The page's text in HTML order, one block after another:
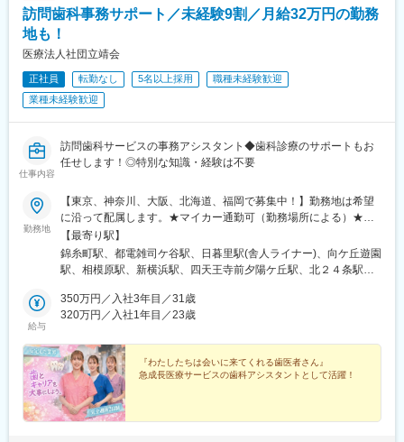
訪問歯科事務サポート／未経験9割／月給32万円の勤務
地も！
医療法人社団立靖会
正社員 転勤なし 5名以上採用
職種未経験歓迎
業種未経験歓迎
仕事内容
訪問歯科サービスの事務アシスタント◆歯科診療のサポートもお
任せします！◎特別な知識・経験は不要
勤務地
【東京、神奈川、大阪、北海道、福岡で募集中！】勤務地は希望
に沿って配属します。★マイカー通勤可（勤務場所による）★受
動喫煙対策：屋内全面禁煙＜東京エリア＞錦糸町事業所池袋事業
所日暮里事業所＜神奈川エリア＞向ヶ丘事業所相模原事業所横浜
事業所＜大阪エリア＞浪速事業所＜北海道エリア＞札幌事業所＜
グスタッフ募集中
【最寄り駅】
錦糸町駅、都電雑司ケ谷駅、日暮里駅(舎人ライナー)、向ケ丘遊園
駅、相模原駅、新横浜駅、四天王寺前夕陽ケ丘駅、北２４条駅、
暮里駅
給与
350万円／入社3年目／31歳
320万円／入社1年目／23歳
『わたしたちは会いに来てくれる歯医者さん』
急成長医療サービスの歯科アシスタントとして活躍！